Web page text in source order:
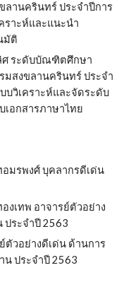
ลานครินทร์ ประจำปีการ
ราะห์และแนะนำ
มัติ
ศ ระดับบัณฑิตศึกษา
มสงขลานครินทร์ ประจำ
บวิเคราะห์และจัดระดับ
อกสารภาษาไทย
มรพงศ์ บุคลากรดีเด่น
งเทพ อาจารย์ตัวอย่าง
ระจําปี 2563
ตัวอย่างดีเด่น ด้านการ
น ประจำปี 2563